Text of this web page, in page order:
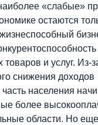
«слабые»
остаются
товаров и услуг. Из-
снижения доходов
населения
более
области. Но